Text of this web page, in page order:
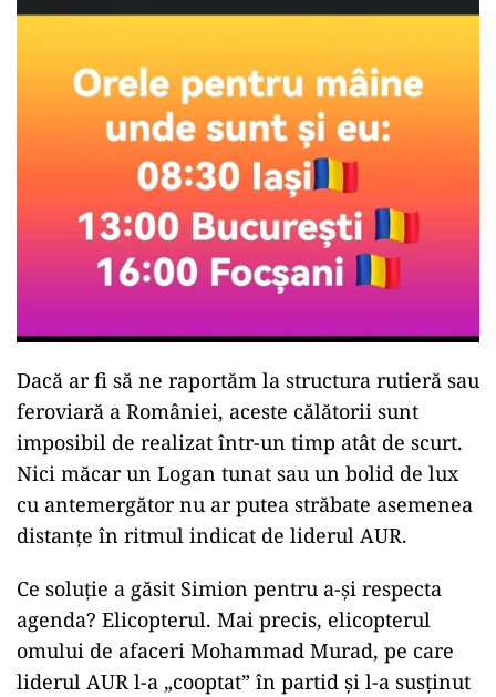
Dacă ar fi să ne raportăm la structura rutieră sau
feroviară a României, aceste călătorii sunt
imposibil de realizat într-un timp atât de scurt.
Nici măcar un Logan tunat sau un bolid de lux
cu antemergător nu ar putea străbate asemenea
distanțe în ritmul indicat de liderul AUR.
Ce soluție a găsit Simion pentru a-și respecta
agenda? Elicopterul. Mai precis, elicopterul
omului de afaceri Mohammad Murad, pe care
liderul AUR l-a „cooptat” în partid și l-a susținut